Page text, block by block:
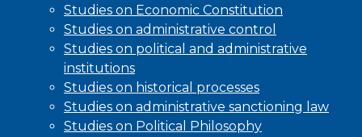
Studies on Economic Constitution
Studies on administrative control
Studies on political and administrative
institutions
Studies on historical processes
Studies on administrative sanctioning law
Studies on Political Philosophy